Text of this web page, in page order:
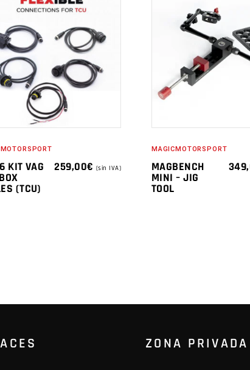
KIT VAG
(TCU)
259,00€ (sin IVA)
MAGICMOTORSPORT
MAGBENCH
MINI – JIG
TOOL
ZONA PRIVADA